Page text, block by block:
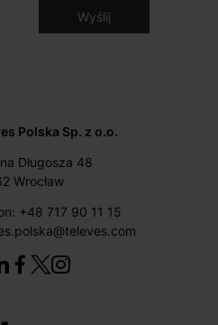
Polska Sp. z o.o.
Długosza 48
Wrocław
+48 717 90 11 15